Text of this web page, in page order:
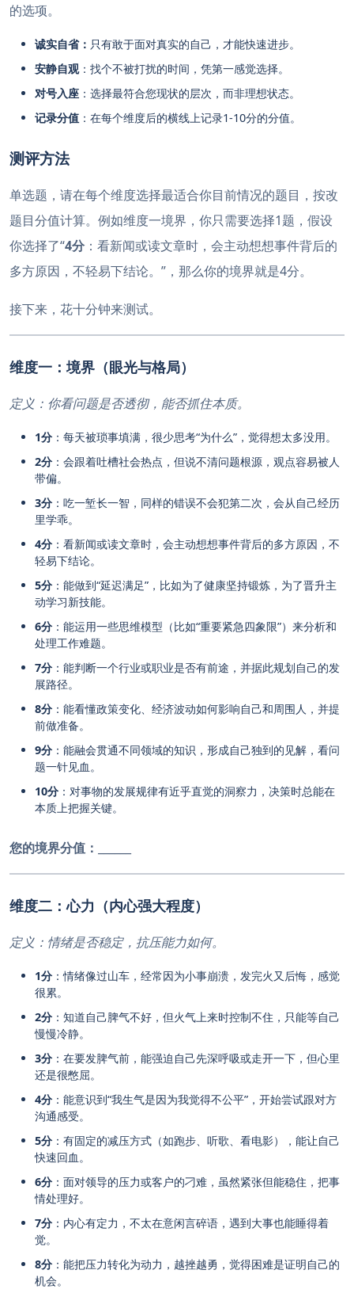
的选项。
诚实自省： 只有敢于面对真实的自己，才能快速进步。
安静自观：找个不被打扰的时间，凭第一感觉选择。
对号入座 ：选择最符合您现状的层次，而非理想状态。
记录分值 ：在每个维度后的横线上记录1-10分的分值。
测评方法
单选题，请在每个维度选择最适合你目前情况的题目，按改
题目分值计算。例如维度一境界，你只需要选择1题，假设
你选择了“4分 ：看新闻或读文章时，会主动想想事件背后的
多方原因，不轻易下结论。”，那么你的境界就是4分。
接下来，花十分钟来测试。
维度一：境界（眼光与格局）
定义：你看问题是否透彻，能否抓住本质。
1分：每天被琐事填满，很少思考“为什么”，觉得想太多没用。
2分：会跟着吐槽社会热点，但说不清问题根源，观点容易被人
带偏。
3分：吃一堑长一智，同样的错误不会犯第二次，会从自己经历
里学乖。
4分：看新闻或读文章时，会主动想想事件背后的多方原因，不
轻易下结论。
5分：能做到“延迟满足”，比如为了健康坚持锻炼，为了晋升主
动学习新技能。
6分：能运用一些思维模型（比如“重要紧急四象限”）来分析和
处理工作难题。
7分：能判断一个行业或职业是否有前途，并据此规划自己的发
展路径。
8分：能看懂政策变化、经济波动如何影响自己和周围人，并提
前做准备。
9分：能融会贯通不同领域的知识，形成自己独到的见解，看问
题一针见血。
10分：对事物的发展规律有近乎直觉的洞察力，决策时总能在
本质上把握关键。
您的境界分值：
维度二：心力（内心强大程度）
定义：情绪是否稳定，抗压能力如何。
1分：情绪像过山车，经常因为小事崩溃，发完火又后悔，感觉
很累。
2分：知道自己脾气不好，但火气上来时控制不住，只能等自己
慢慢冷静。
3分：在要发脾气前，能强迫自己先深呼吸或走开一下，但心里
还是很憋屈。
4分：能意识到“我生气是因为我觉得不公平”，开始尝试跟对方
沟通感受。
5分：有固定的减压方式（如跑步、听歌、看电影），能让自己
快速回血。
6分：面对领导的压力或客户的刁难，虽然紧张但能稳住，把事
情处理好。
7分：内心有定力，不太在意闲言碎语，遇到大事也能睡得着
觉。
8分：能把压力转化为动力，越挫越勇，觉得困难是证明自己的
机会。